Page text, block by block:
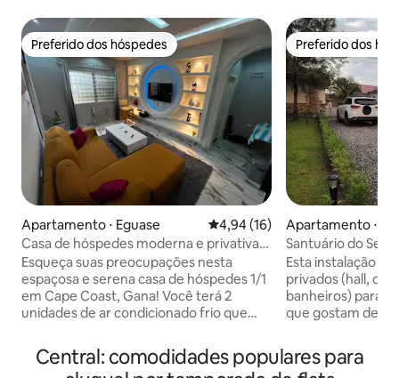
Preferido dos hóspedes
Preferido dos hóspedes
Apartamento ⋅ Eguase 4,94 de uma avaliação média
4,94 (16)
Casa de hóspedes moderna e privativa
1/1
Esqueça suas preocupações nesta
espaçosa e serena casa de hóspedes 1/1
em Cape Coast, Gana! Você terá 2
unidades de ar condicionado frio que
estar. Ventiladores de teto na cozinha,
sala de estar e quarto. Desfrute de um
Preferido dos
Preferido dos
Apartamento ⋅
Santuário do
Esta instalação
privados (hall,
banheiros) para
que gostam de ir
mobiliados e
Central: comodidades populares para